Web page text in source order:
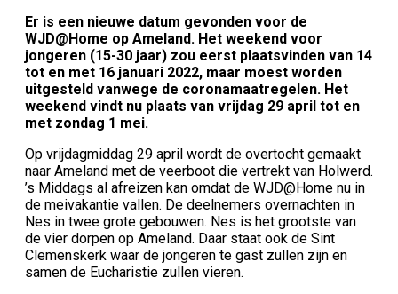
Er is een nieuwe datum gevonden voor de
WJD@Home op Ameland. Het weekend voor
jongeren (15-30 jaar) zou eerst plaatsvinden van 14
tot en met 16 januari 2022, maar moest worden
uitgesteld vanwege de coronamaatregelen. Het
weekend vindt nu plaats van vrijdag 29 april tot en
met zondag 1 mei.
Op vrijdagmiddag 29 april wordt de overtocht gemaakt
naar Ameland met de veerboot die vertrekt van Holwerd.
’s Middags al afreizen kan omdat de WJD@Home nu in
de meivakantie vallen. De deelnemers overnachten in
Nes in twee grote gebouwen. Nes is het grootste van
de vier dorpen op Ameland. Daar staat ook de Sint
Clemenskerk waar de jongeren te gast zullen zijn en
samen de Eucharistie zullen vieren.